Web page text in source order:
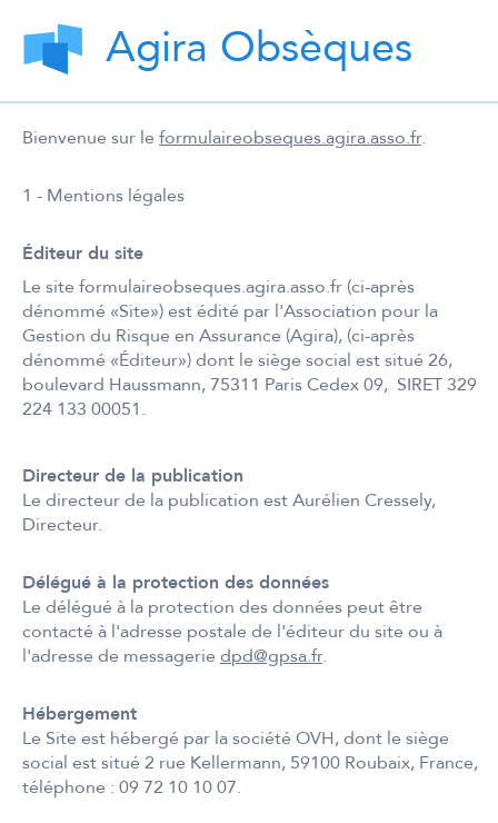
Agira Obsèques
Bienvenue sur le formulaireobseques.agira.asso.fr.
1 - Mentions légales
Éditeur du site
Le site formulaireobseques.agira.asso.fr (ci-après
dénommé «Site») est édité par l'Association pour la
Gestion du Risque en Assurance (Agira), (ci-après
dénommé «Éditeur») dont le siège social est situé 26,
boulevard Haussmann, 75311 Paris Cedex 09, SIRET 329
224 133 00051.
Directeur de la publication
Le directeur de la publication est Aurélien Cressely,
Directeur.
Délégué à la protection des données
Le délégué à la protection des données peut être
contacté à l'adresse postale de l'éditeur du site ou à
l'adresse de messagerie dpd@gpsa.fr.
Hébergement
Le Site est hébergé par la société OVH, dont le siège
social est situé 2 rue Kellermann, 59100 Roubaix, France,
téléphone : 09 72 10 10 07.